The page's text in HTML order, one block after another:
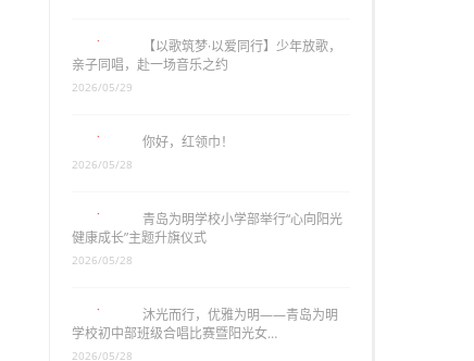
【以歌筑梦·以爱同行】少年放歌，
亲子同唱，赴一场音乐之约
你好，红领巾！
青岛为明学校小学部举行“心向阳光
健康成长”主题升旗仪式
沐光而行，优雅为明——青岛为明
学校初中部班级合唱比赛暨阳光女…